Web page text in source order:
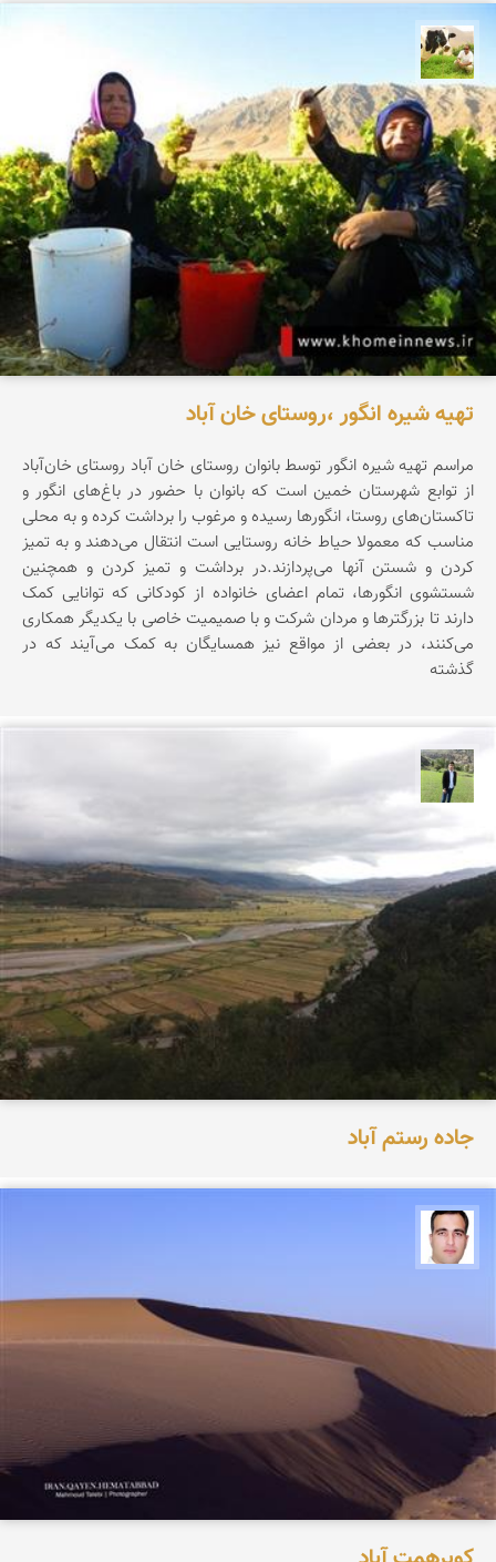
تهیه شیره انگور ،روستای خان آباد
مراسم تهیه شیره انگور توسط بانوان روستای خان آباد روستای خان‌آباد
از توابع شهرستان خمین است که بانوان با حضور در باغ‌های انگور و
تاکستان‌های روستا، انگورها رسیده و مرغوب را برداشت کرده و به محلی
مناسب که معمولا حیاط خانه روستایی است انتقال می‌دهند و به تمیز
کردن و شستن آنها می‌پردازند.در برداشت و تمیز کردن و همچنین
شستشوی انگورها، تمام اعضای خانواده از کودکانی که توانایی کمک
دارند تا بزرگترها و مردان شرکت و با صمیمیت خاصی با یکدیگر همکاری
می‌کنند، در بعضی از مواقع نیز همسایگان به کمک می‌آیند که در
گذشته
جاده رستم آباد